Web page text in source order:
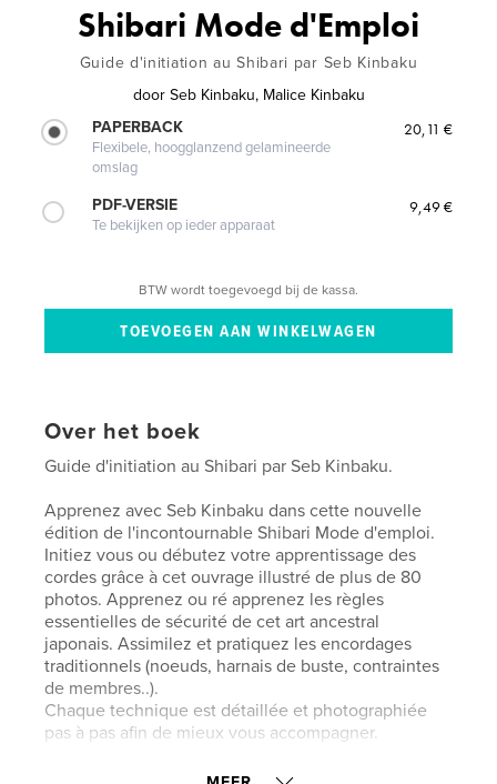
Shibari Mode d'Emploi
Guide d'initiation au Shibari par Seb Kinbaku
door Seb Kinbaku, Malice Kinbaku
PAPERBACK
Flexibele, hoogglanzend gelamineerde
omslag
20,11 €
PDF-VERSIE
Te bekijken op ieder apparaat
9,49 €
BTW wordt toegevoegd bij de kassa.
Over het boek
Guide d'initiation au Shibari par Seb Kinbaku.
Apprenez avec Seb Kinbaku dans cette nouvelle
édition de l'incontournable Shibari Mode d'emploi.
Initiez vous ou débutez votre apprentissage des
cordes grâce à cet ouvrage illustré de plus de 80
photos. Apprenez ou ré apprenez les règles
essentielles de sécurité de cet art ancestral
japonais. Assimilez et pratiquez les encordages
traditionnels (noeuds, harnais de buste, contraintes
de membres..).
Chaque technique est détaillée et photographiée
pas à pas afin de mieux vous accompagner.